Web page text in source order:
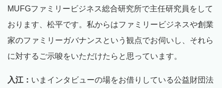
MUFGファミリービジネス総合研究所で主任研究員をして
おります、松平です。私からはファミリービジネスや創業
家のファミリーガバナンスという観点でお伺いし、それら
に対するご示唆をいただけたらと思っています。
入江： いまインタビューの場をお借りしている公益財団法